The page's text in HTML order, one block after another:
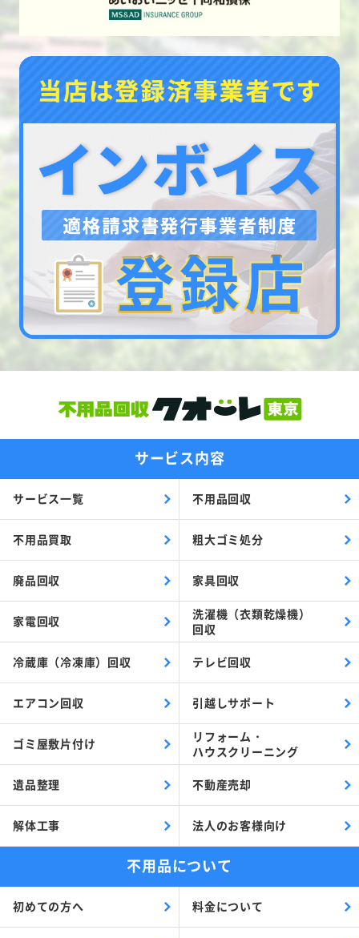
サービス内容
サービス一覧 不用品回収
不用品買取 粗大ゴミ処分
廃品回収 家具回収
家電回収
洗濯機（衣類乾燥機）
回収
冷蔵庫（冷凍庫）回収 テレビ回収
エアコン回収 引越しサポート
ゴミ屋敷片付け
リフォーム・
ハウスクリーニング
遺品整理 不動産売却
解体工事 法人のお客様向け
不用品について
初めての方へ 料金について